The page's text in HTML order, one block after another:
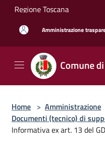
Salta al contenuto principale
Regione Toscana
Amministrazione
Comune
Home > Amministrazione
Documenti (tecnico) di
Informativa ex art. 13 del